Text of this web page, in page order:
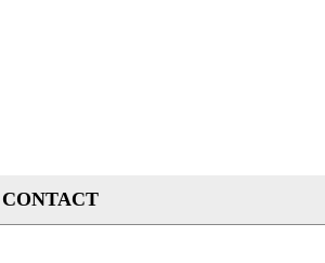
CONTACT